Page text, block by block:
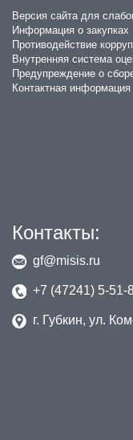
​Версия сайта для
Информация о закупках
Противодействие
Внутренняя система
Предупреждение о
Контактная информация
Контакты:
gf@misis.ru
+7 (47241) 5-51-
г. Губкин, ул.